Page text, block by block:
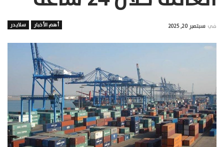
أهم الأخبار سلايدر في سبتمبر 20, 2025